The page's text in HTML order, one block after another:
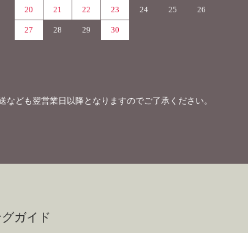
20 21 22 23 24 25 26
27 28 29 30
ども翌営業日以降となりますのでご了承ください。
ガイド